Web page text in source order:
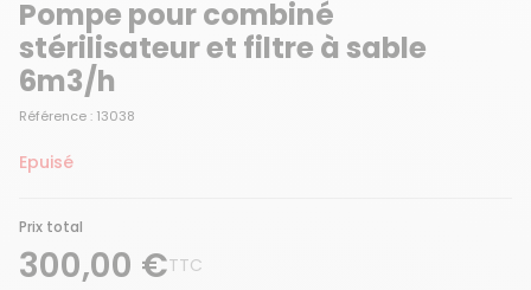
Pompe pour combiné
stérilisateur et filtre à sable
6m3/h
Référence : 13038
Epuisé
Prix total
300,00 €TTC